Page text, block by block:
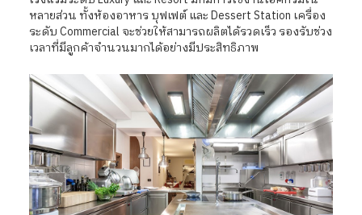
หลายส่วน ทั้งห้องอาหาร บุฟเฟต์ และ Dessert Station เครื่อง
ระดับ Commercial จะช่วยให้สามารถผลิตได้รวดเร็ว รองรับช่วง
เวลาที่มีลูกค้าจำนวนมากได้อย่างมีประสิทธิภาพ